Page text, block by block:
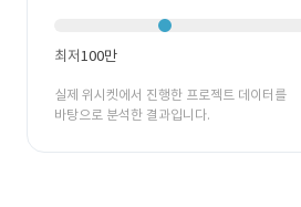
최저100만
실제 위시켓에서 진행한 프로젝트 데이터를
바탕으로 분석한 결과입니다.